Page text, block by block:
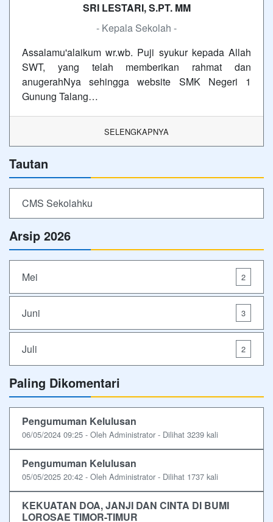
SRI LESTARI, S.PT. MM
- Kepala Sekolah -
Assalamu'alaikum wr.wb. Puji syukur kepada Allah
SWT, yang telah memberikan rahmat dan
anugerahNya sehingga website SMK Negeri 1
Gunung Talang…
SELENGKAPNYA
Tautan
CMS Sekolahku
Arsip 2026
Mei 2
Juni 3
Juli 2
Paling Dikomentari
Pengumuman Kelulusan
06/05/2024 09:25 - Oleh Administrator - Dilihat 3239 kali
Pengumuman Kelulusan
05/05/2025 20:42 - Oleh Administrator - Dilihat 1737 kali
KEKUATAN DOA, JANJI DAN CINTA DI BUMI
LOROSAE TIMOR-TIMUR